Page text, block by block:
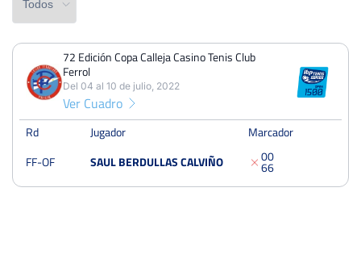
PERDIDOSPARTIDOSGANADOS
1 1
PERDIDOS SETS
2
PERDIDOS JUEGOS GANADOS
12 12 0
72 Edición Copa Calleja Casino Tenis Club
Ferrol
Del 04 al 10 de julio, 2022
Ver Cuadro
Rd Jugador
Marcador
FF-OF
SAUL BERDULLAS CALVIÑO 0
6
0
6